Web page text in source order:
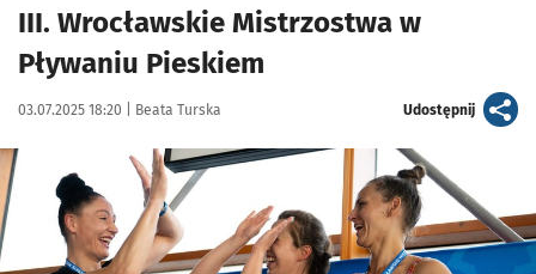
III. Wrocławskie Mistrzostwa w
Pływaniu Pieskiem
Data publikacji:
03.07.2025 18:20 | Autor:
Beata Turska Udostępnijartykuł
Kliknij, aby zobaczyć galerię